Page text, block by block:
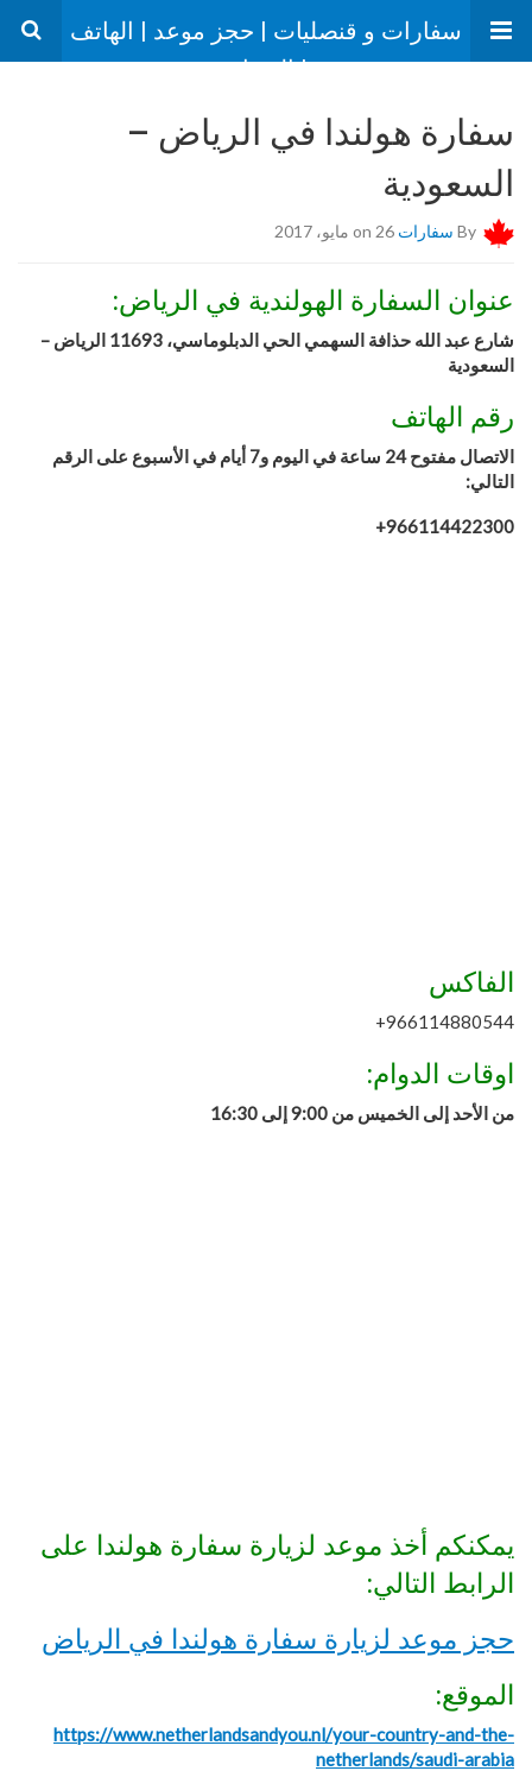
سفارات و قنصليات | حجز موعد | الهاتف
| العنوان
سفارة هولندا في الرياض –
السعودية
By سفارات
عنوان السفارة الهولندية في الرياض:
شارع عبد الله حذافة السهمي الحي الدبلوماسي، 11693 الرياض –
السعودية
رقم الهاتف
الاتصال مفتوح 24 ساعة في اليوم و7 أيام في الأسبوع على الرقم
التالي:
966114422300+
الفاكس
966114880544+
اوقات الدوام:
من الأحد إلى الخميس من 9:00 إلى 16:30
يمكنكم أخذ موعد لزيارة سفارة هولندا على
الرابط التالي:
حجز موعد لزيارة سفارة هولندا في الرياض
الموقع:
https://www.netherlandsandyou.nl/your-country-and-the-
netherlands/saudi-arabia